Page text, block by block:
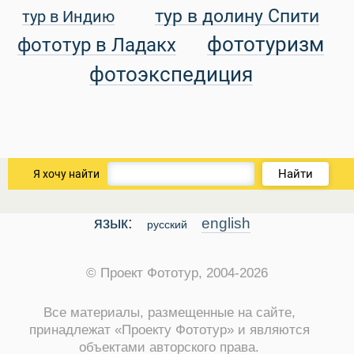
Туры
тур в Индию тур в долину Спити
фототур в Ладакх
фототуризм
фотоэкспедиция
Я хочу найти Найти
язык: русский english
© Проект Фототур, 2004-2026
Все материалы, размещенные на сайте,
принадлежат «Проекту Фототур» и являются
объектами авторского права.